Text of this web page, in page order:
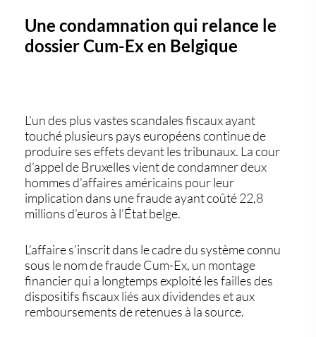
Une condamnation qui relance le
dossier Cum-Ex en Belgique
L’un des plus vastes scandales fiscaux ayant
touché plusieurs pays européens continue de
produire ses effets devant les tribunaux. La cour
d’appel de Bruxelles vient de condamner deux
hommes d’affaires américains pour leur
implication dans une fraude ayant coûté22,8
millions d’euros à l’État belge.
L’affaire s’inscrit dans le cadre du système connu
sous le nom defraude Cum-Ex, un montage
financier qui a longtemps exploité les failles des
dispositifs fiscaux liés aux dividendes et aux
remboursements de retenues à la source.